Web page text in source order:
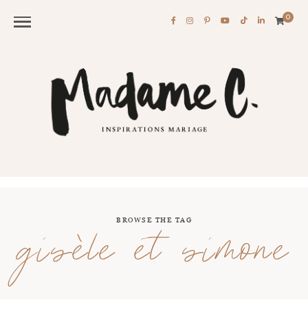
0
BROWSE THE TAG
gisèle et simone